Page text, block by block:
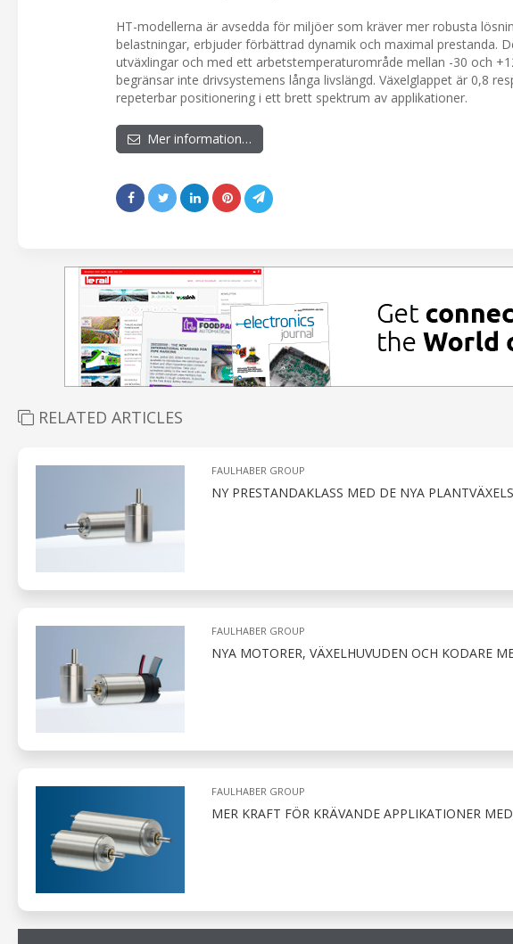
HT-modellerna är avsedda för miljöer som kräver mer robusta
belastningar, erbjuder förbättrad dynamik och maximal prestanda.
utväxlingar och med ett arbetstemperaturområde mellan -30 och
begränsar inte drivsystemens långa livslängd. Växelglappet är 0,8
repeterbar positionering i ett brett spektrum av applikationer.
Mer information…
RELATED ARTICLES
FAULHABER GROUP
NY PRESTANDAKLASS MED DE NYA
FAULHABER GROUP
NYA MOTORER, VÄXELHUVUDEN OCH KODARE
FAULHABER GROUP
MER KRAFT FÖR KRÄVANDE APPLIKATIONER